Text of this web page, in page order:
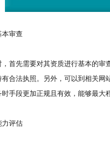
审查
先需要对其资质进行基本的审
有合法执照。另外，可以到相关
手段更加正规且有效，能够最大
评估